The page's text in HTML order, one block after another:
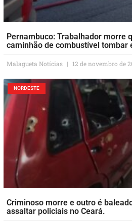
Pernambuco: Trabalhador morre
caminhão de combustível tombar
Malagueta Notícias 12 de novembro de
NORDESTE
Criminoso morre e outro é
assaltar policiais no Ceará.